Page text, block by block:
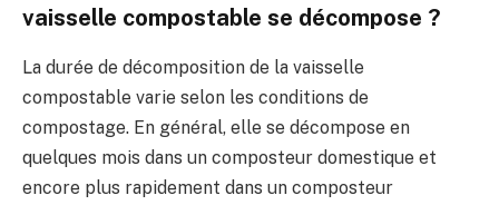
vaisselle compostable se décompose ?
La durée de décomposition de la vaisselle
compostable varie selon les conditions de
compostage. En général, elle se décompose en
quelques mois dans un composteur domestique et
encore plus rapidement dans un composteur